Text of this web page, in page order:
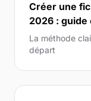
Créer une
2026 : guide
La méthode
départ